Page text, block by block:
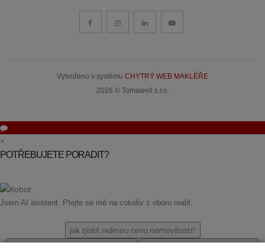
Vytvořeno v systému CHYTRÝ WEB MAKLÉŘE
2026 © Tomawell s.r.o.
×
POTŘEBUJETE PORADIT?
Jsem AI asistent. Ptejte se mě na cokoliv z oboru realit.
Jak zjistit reálnou cenu nemovitosti?